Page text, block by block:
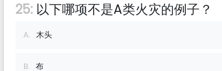
25: 以下哪项不是A类火灾的例子？
A. 木头
B. 布